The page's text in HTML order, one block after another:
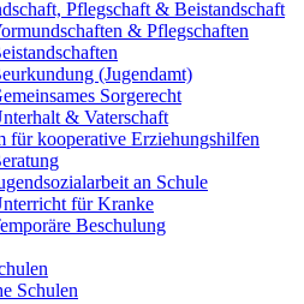
Pflegschaft & Beistandschaft
& Pflegschaften
(Jugendamt)
Sorgerecht
& Vaterschaft
für kooperative Erziehungshilfen
an Schule
für Kranke
Beschulung
Schulen